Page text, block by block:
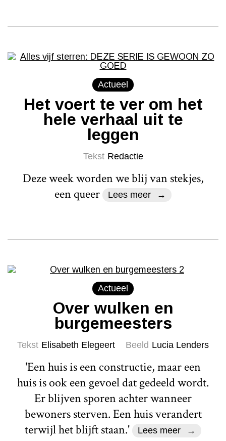
Actueel
Het voert te ver om het
hele verhaal uit te
leggen
Tekst Redactie
Deze week worden we blij van stekjes,
een queer
Lees meer
Actueel
Over wulken en
burgemeesters
Tekst Elisabeth Elegeert Beeld Lucia Lenders
'Een huis is een constructie, maar een
huis is ook een gevoel dat gedeeld wordt.
Er blijven sporen achter wanneer
bewoners sterven. Een huis verandert
terwijl het blijft staan.'
Lees meer